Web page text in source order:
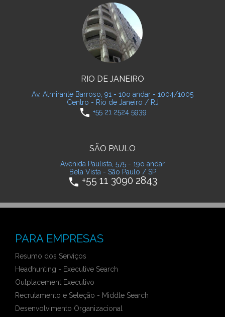
RIO DE JANEIRO
Av. Almirante Barroso, 91 - 10o andar - 1004/1005
Centro - Rio de Janeiro / RJ
phone +55 21 2524 5939
SÃO PAULO
Avenida Paulista, 575 - 19o andar
Bela Vista - São Paulo / SP
phone +55 11 3090 2843
PARA EMPRESAS
Resumo dos Serviços
Headhunting - Executive Search
Outplacement Executivo
Recrutamento e Seleção - Middle Search
Desenvolvimento Organizacional